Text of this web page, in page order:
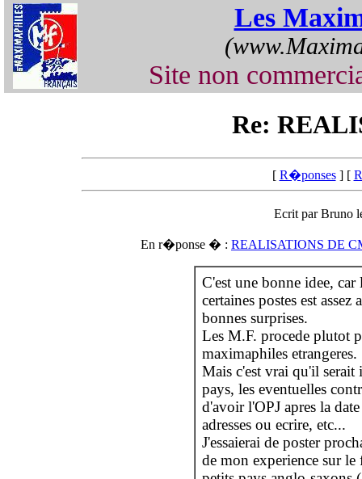
Les
Site non
Re:
[ R�ponses] [
Ecrit par Bruno
En r�ponse � : REALISATIONS DE
C'est une bonne idee,
certaines postes est
bonnes surprises.
Les M.F. procede plutot
maximaphiles etrangeres.
Mais c'est vrai qu'il serait
pays, les eventuelles
d'avoir l'OPJ apres la
adresses ou ecrire, etc...
J'essaierai de poster
de mon experience sur